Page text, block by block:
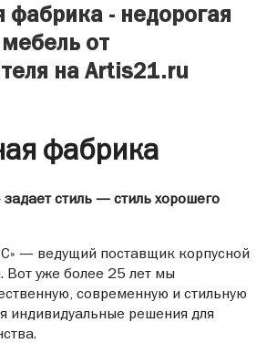
фабрика - недорогая
от
на Artis21.ru
фабрика
стиль — стиль хорошего
— ведущий поставщик корпусной
Вот уже более 25 лет мы
современную и стильную
индивидуальные решения для